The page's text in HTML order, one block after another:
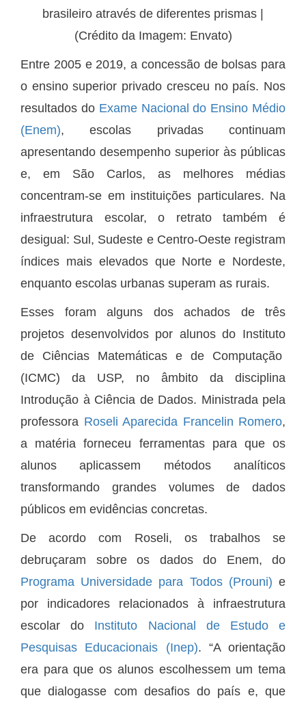
brasileiro através de diferentes prismas |
(Crédito da Imagem: Envato)
Entre 2005 e 2019, a concessão de bolsas para
o ensino superior privado cresceu no país. Nos
resultados do Exame Nacional do Ensino Médio
(Enem), escolas privadas continuam
apresentando desempenho superior às públicas
e, em São Carlos, as melhores médias
concentram-se em instituições particulares. Na
infraestrutura escolar, o retrato também é
desigual: Sul, Sudeste e Centro-Oeste registram
índices mais elevados que Norte e Nordeste,
enquanto escolas urbanas superam as rurais.
Esses foram alguns dos achados de três
projetos desenvolvidos por alunos do Instituto
de Ciências Matemáticas e de Computação
(ICMC) da USP, no âmbito da disciplina
Introdução à Ciência de Dados. Ministrada pela
professora Roseli Aparecida Francelin Romero,
a matéria forneceu ferramentas para que os
alunos aplicassem métodos analíticos
transformando grandes volumes de dados
públicos em evidências concretas.
De acordo com Roseli, os trabalhos se
debruçaram sobre os dados do Enem, do
Programa Universidade para Todos (Prouni) e
por indicadores relacionados à infraestrutura
escolar do Instituto Nacional de Estudo e
Pesquisas Educacionais (Inep). “A orientação
era para que os alunos escolhessem um tema
que dialogasse com desafios do país e, que